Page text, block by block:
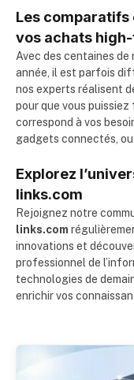
Les
vos achats
Avec des centaines
année, il est parfois
nos experts réalisent
pour que vous
correspond à vos
gadgets connectés,
Explorez
links.com
Rejoignez notre
links.com
innovations et
professionnel de
technologies de
enrichir vos